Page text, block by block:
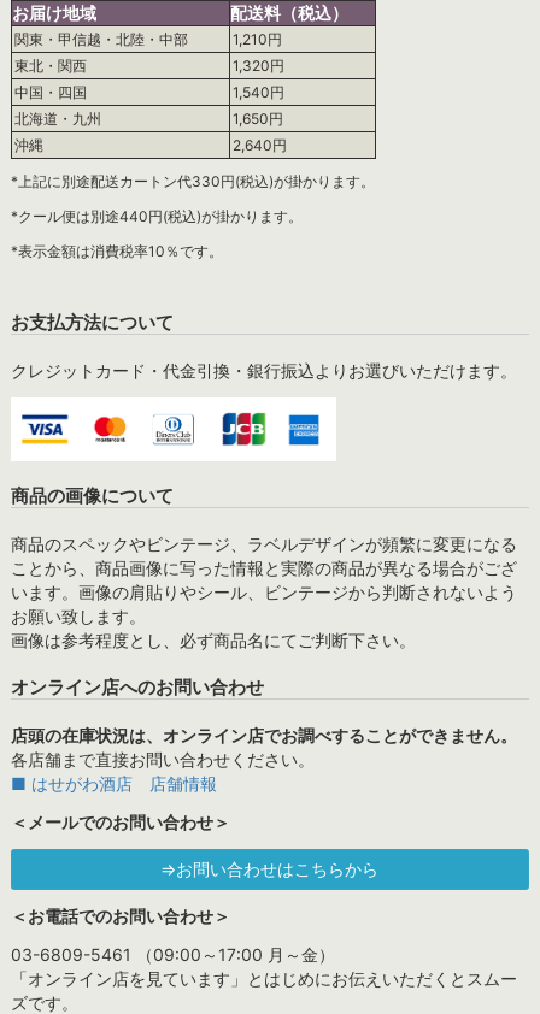
お届け地域
配送料（税込）
関東・甲信越・北陸・中部
1,210円
東北・関西
1,320円
中国・四国
1,540円
北海道・九州
1,650円
沖縄
2,640円
*上記に別途配送カートン代330円(税込)が掛かります。
*クール便は別途440円(税込)が掛かります。
*表示金額は消費税率10％です。
お支払方法について
クレジットカード・代金引換・銀行振込よりお選びいただけます。
商品の画像について
商品のスペックやビンテージ、ラベルデザインが頻繁に変更になる
ことから、商品画像に写った情報と実際の商品が異なる場合がござ
います。画像の肩貼りやシール、ビンテージから判断されないよう
お願い致します。
画像は参考程度とし、必ず商品名にてご判断下さい。
オンライン店へのお問い合わせ
店頭の在庫状況は、オンライン店でお調べすることができません。
各店舗まで直接お問い合わせください。
■ はせがわ酒店 店舗情報
＜メールでのお問い合わせ＞
⇒お問い合わせはこちらから
＜お電話でのお問い合わせ＞
03-6809-5461 （09:00～17:00 月～金）
「オンライン店を見ています」とはじめにお伝えいただくとスムー
ズです。